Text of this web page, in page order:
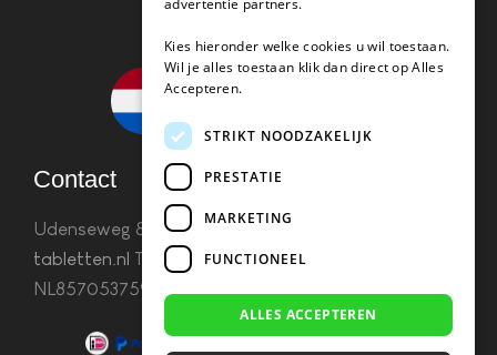
Contact
Udenseweg 8B 5405 PA Udeninfo(@)koffie-
tabletten.nl Tel. 085 782 5578KvK 67529623 Btw:
NL857053759B01
advertentie partners.
Kies hieronder welke cookies u wil toestaan.
Wil je alles toestaan klik dan direct op Alles
Accepteren.
STRIKT NOODZAKELIJK
PRESTATIE
MARKETING
FUNCTIONEEL
ALLES ACCEPTEREN